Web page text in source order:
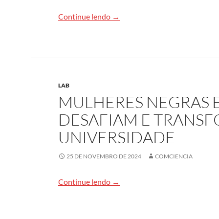
Continue lendo Coletivos negros na
→
LAB
MULHERES NEGRAS
DESAFIAM E
UNIVERSIDADE
25 DE NOVEMBRO DE 2024 COMCIENCIA
Continue lendo Mulheres negras em coletivos
→